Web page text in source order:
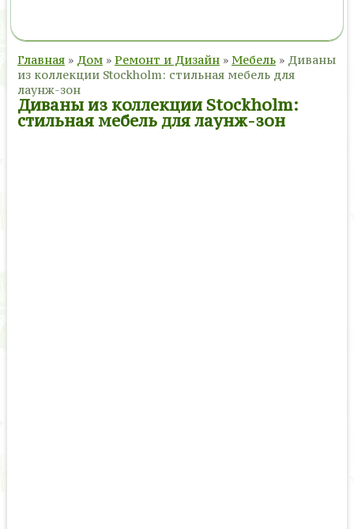
Главная » Дом » Ремонт и Дизайн » Мебель » Диваны
из коллекции Stockholm: стильная мебель для
лаунж-зон
Диваны из коллекции Stockholm:
стильная мебель для лаунж-зон